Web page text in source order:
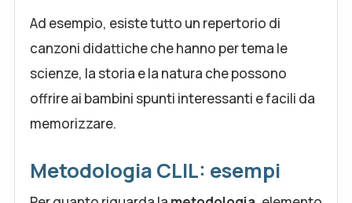
Ad esempio, esiste tutto un repertorio di
canzoni didattiche che hanno per tema le
scienze, la storia e la natura che possono
offrire ai bambini spunti interessanti e facili da
memorizzare.
Metodologia CLIL: esempi